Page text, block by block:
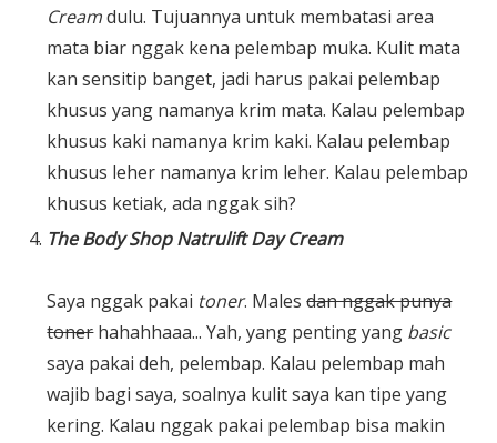
Creamdulu. Tujuannya untuk membatasi area
mata biar nggak kena pelembap muka. Kulit mata
kan sensitip banget, jadi harus pakai pelembap
khusus yang namanya krim mata. Kalau pelembap
khusus kaki namanya krim kaki. Kalau pelembap
khusus leher namanya krim leher. Kalau pelembap
khusus ketiak, ada nggak sih?
The Body Shop Natrulift Day Cream
Saya nggak pakai toner. Malesdan nggak punya
tonerhahahhaaa... Yah, yang penting yang basic
saya pakai deh, pelembap. Kalau pelembap mah
wajib bagi saya, soalnya kulit saya kan tipe yang
kering. Kalau nggak pakai pelembap bisa makin